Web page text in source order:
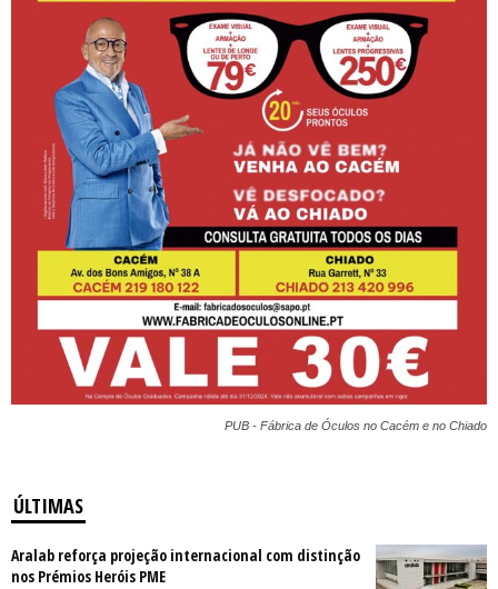
PUB - Fábrica de Óculos no Cacém e no Chiado
ÚLTIMAS
Aralab reforça projeção internacional com distinção
nos Prémios Heróis PME